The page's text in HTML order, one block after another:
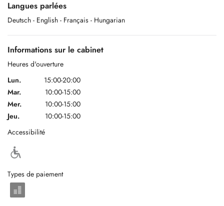
Langues parlées
Deutsch - English - Français - Hungarian
Informations sur le cabinet
Heures d'ouverture
Lun.
15:00-20:00
Mar.
10:00-15:00
Mer.
10:00-15:00
Jeu.
10:00-15:00
Accessibilité
Types de paiement